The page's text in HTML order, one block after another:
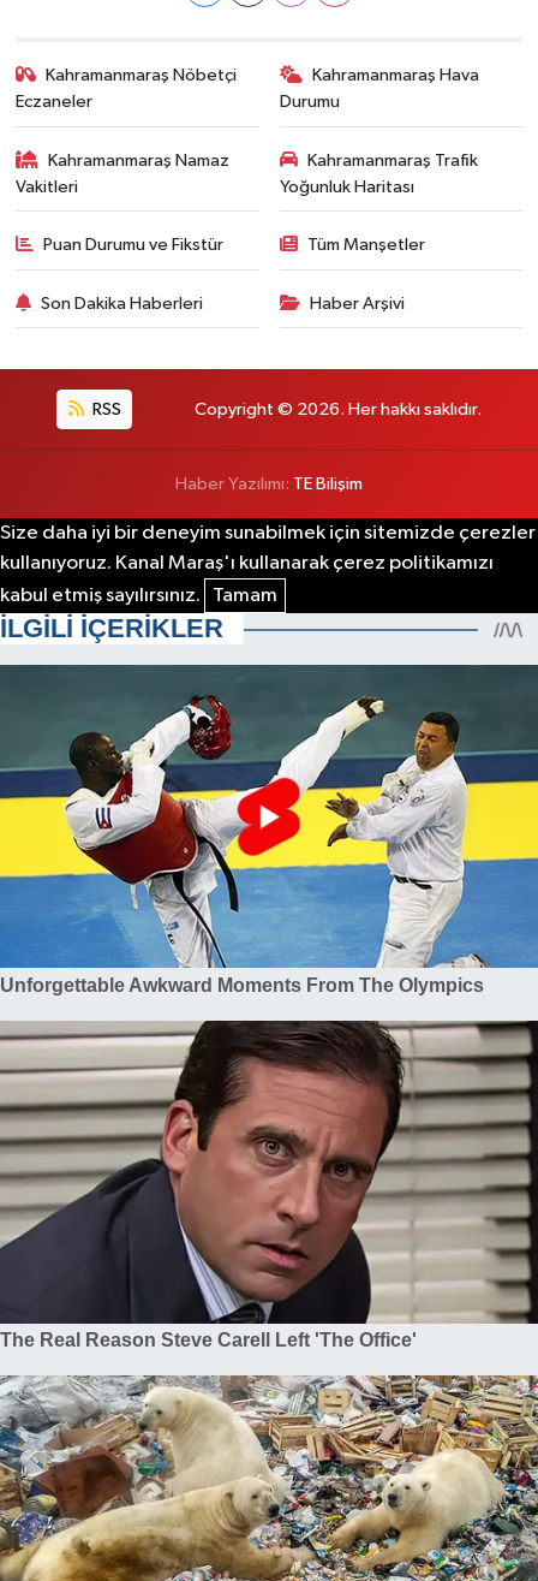
Kahramanmaraş Nöbetçi
Eczaneler
Kahramanmaraş Hava
Durumu
Kahramanmaraş Namaz
Vakitleri
Kahramanmaraş Trafik
Yoğunluk Haritası
Puan Durumu ve Fikstür Tüm Manşetler
Son Dakika Haberleri Haber Arşivi
RSS Copyright © 2026. Her hakkı saklıdır.
Haber Yazılımı: TE Bilişim
Size daha iyi bir deneyim sunabilmek için sitemizde çerezler
kullanıyoruz. Kanal Maraş'ı kullanarak çerez politikamızı
kabul etmiş sayılırsınız.
Tamam